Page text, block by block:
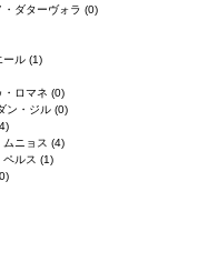
ダターヴォラ (0)
ール (1)
・ロマネ (0)
ン・ジル (0)
ニョス (4)
ルス (1)